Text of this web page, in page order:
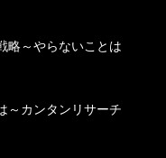
略～やらないことは
～カンタンリサーチ